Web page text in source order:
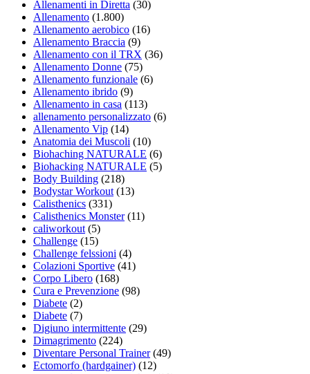
Allenamenti in Diretta (30)
Allenamento (1.800)
Allenamento aerobico (16)
Allenamento Braccia (9)
Allenamento con il TRX (36)
Allenamento Donne (75)
Allenamento funzionale (6)
Allenamento ibrido (9)
Allenamento in casa (113)
allenamento personalizzato (6)
Allenamento Vip (14)
Anatomia dei Muscoli (10)
Biohaching NATURALE (6)
Biohacking NATURALE (5)
Body Building (218)
Bodystar Workout (13)
Calisthenics (331)
Calisthenics Monster(11)
caliworkout (5)
Challenge (15)
Challenge felssioni (4)
Colazioni Sportive (41)
Corpo Libero (168)
Cura e Prevenzione (98)
Diabete (2)
Diabete (7)
Digiuno intermittente (29)
Dimagrimento (224)
Diventare Personal Trainer(49)
Ectomorfo (hardgainer) (12)